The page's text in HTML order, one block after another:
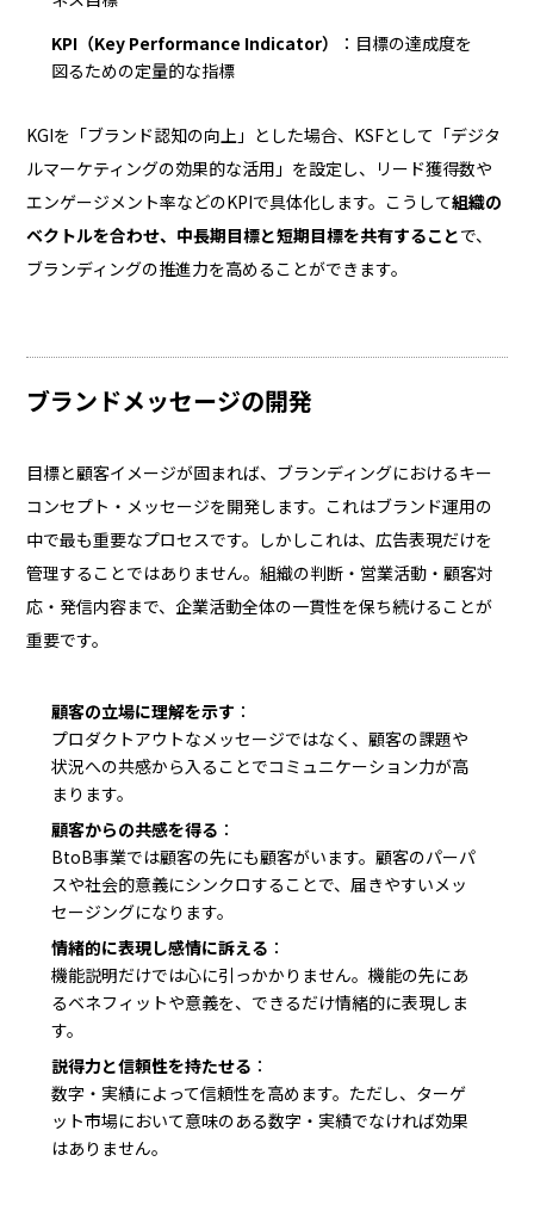
KPI（Key Performance Indicator）
：目標の達成度を
図るための定量的な指標
KGIを「ブランド認知の向上」とした場合、KSFとして「デジタ
ルマーケティングの効果的な活用」を設定し、リード獲得数や
エンゲージメント率などのKPIで具体化します。こうして組織の
ベクトルを合わせ、中長期目標と短期目標を共有することで、
ブランディングの推進力を高めることができます。
ブランドメッセージの開発
目標と顧客イメージが固まれば、ブランディングにおけるキー
コンセプト・メッセージを開発します。これはブランド運用の
中で最も重要なプロセスです。しかしこれは、広告表現だけを
管理することではありません。組織の判断・営業活動・顧客対
応・発信内容まで、企業活動全体の一貫性を保ち続けることが
重要です。
顧客の立場に理解を示す ：
プロダクトアウトなメッセージではなく、顧客の課題や
状況への共感から入ることでコミュニケーション力が高
まります。
顧客からの共感を得る ：
BtoB事業では顧客の先にも顧客がいます。顧客のパーパ
スや社会的意義にシンクロすることで、届きやすいメッ
セージングになります。
情緒的に表現し感情に訴える ：
機能説明だけでは心に引っかかりません。機能の先にあ
るベネフィットや意義を、できるだけ情緒的に表現しま
す。
説得力と信頼性を持たせる ：
数字・実績によって信頼性を高めます。ただし、ターゲ
ット市場において意味のある数字・実績でなければ効果
はありません。